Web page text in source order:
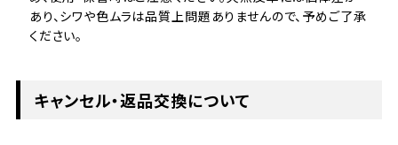
あり、シワや色ムラは品質上問題ありませんので、予めご了承
ください。
キャンセル・返品交換について